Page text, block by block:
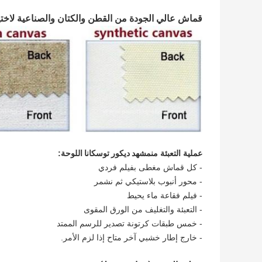
قماش عالي الجودة من القطن والكتان والصناعية
عملية التعبئة منمشهد ديكور توسكانا اللوحة:
- كل قماش مغطى بفيلم فردي
- محور أنبوب بلاستيكي ثم نشمر
- فيلم فقاعة ماء يحيط
- التعبئة والتغليف من الورق المقوى
- خمس طبقات كرتونة تصدير للرسم الممتد
- خارج إطار خشبي آخر متاح إذا لزم الأمر.